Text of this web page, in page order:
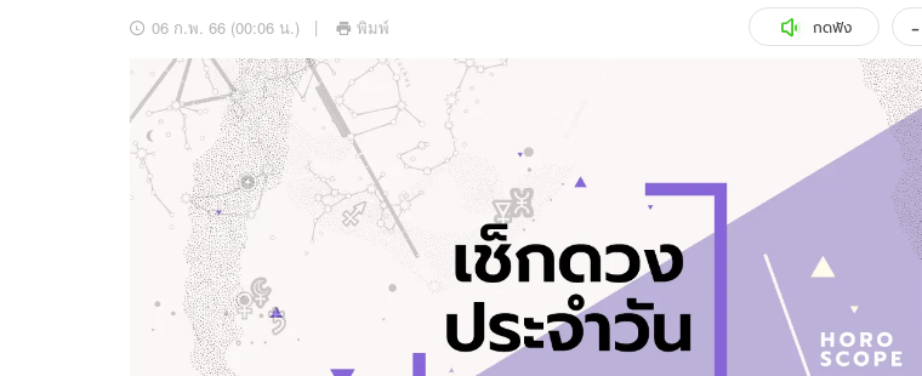
อัปเดตจีน
เช็กข่าวชัวร์
สุขภาพ
Sanook Choice
ดาวน์โหลดสนุกแอปฟรี ติดตามสนุกโซเชียลได้ที่
สงวนลิขสิทธิ์ ©2569 บริษัท อิมเมจ ฟิวเจอร์ (ประเทศไทย) จำกัด
06 ก.พ. 66 (00:06 น.) พิมพ์ กดฟัง -